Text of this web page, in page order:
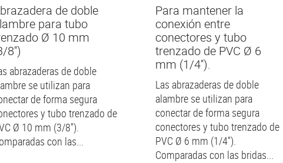
de doble
para tubo
Ø 10 mm
8'')
abrazaderas de doble
se utilizan para
de forma segura
y tubo trenzado de
Ø 10 mm (3/8'').
con las...
Para mantener la
conexión entre
conectores y tubo
trenzado de PVC Ø 6
mm (1/4'').
Las abrazaderas de doble
alambre se utilizan para
conectar de forma segura
conectores y tubo trenzado de
PVC Ø 6 mm (1/4'').
Comparadas con las bridas...